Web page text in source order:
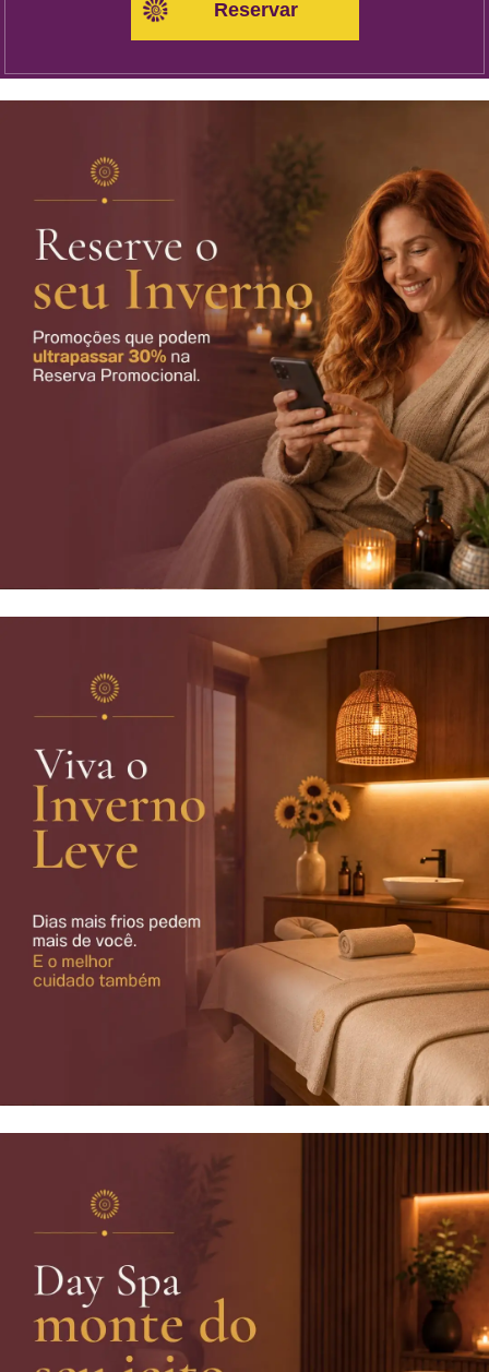
Reservar